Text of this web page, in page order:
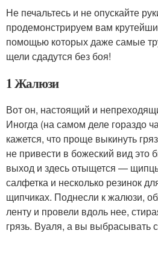
Не печальтесь и не опускайте
продемонстрируем вам
помощью которых даже самые
щели сдадутся без боя!
1 Жалюзи
Вот он, настоящий и
Иногда (на самом деле гораздо
кажется, что проще выкинуть
не привести в божеский вид это
выход и здесь отыщется —
салфетка и несколько резинок
щипчиках. Поднесли к жалюзи,
ленту и провели вдоль нее,
грязь. Вуаля, а вы выбрасывать